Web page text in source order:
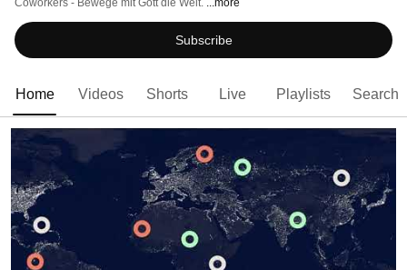
Coworkers - Bewege mit Gott die Welt. ...more
Subscribe
Home Videos Shorts Live Playlists Search